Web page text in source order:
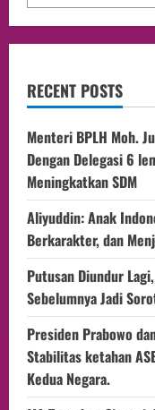
RECENT POSTS
Menteri BPLH Moh.
Dengan Delegasi 6
Meningkatkan SDM
Aliyuddin: Anak
Berkarakter, dan
Putusan Diundur
Sebelumnya Jadi
Presiden Prabowo
Stabilitas ketahan
Kedua Negara.